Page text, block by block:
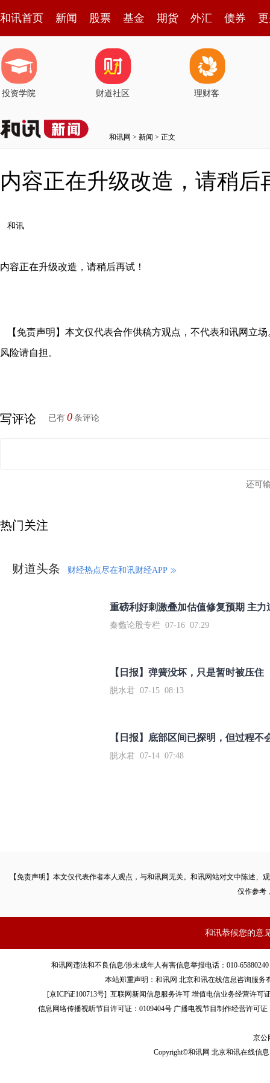
和讯首页 新闻 股票 基金 期货 外汇 债券
投资学院 财道社区 理财客
和讯网 > 新闻 > 正文
内容正在升级改造，请稍后
和讯
内容正在升级改造，请稍后再试！
【免责声明】本文仅代表合作供稿方观点，不代表和讯网立
风险请自担。
写评论 已有 0 条评论
还可
热门关注
财道头条 财经热点尽在和讯财经APP
秦蠡论股专栏 07-16 07:29
【日报】弹簧没坏，只是暂时被压住
脱水君 07-15 08:13
【日报】底部区间已探明，但过程不
脱水君 07-14 07:48
【免责声明】本文仅代表作者本人观点，与和讯网无关。和讯网站对文中陈述
仅作参考
和讯恭候您的意
和讯网违法和不良信息/涉未成年人有害信息举报电话：010-
本站郑重声明：和讯网 北京和讯在线信息咨询服
[京ICP证100713号]互联网新闻信息服务许可 增值电信业务经营许可
信息网络传播视听节目许可证：0109404号 广播电视节目制作经营许可证
京公
Copyright©和讯网 北京和讯在线信